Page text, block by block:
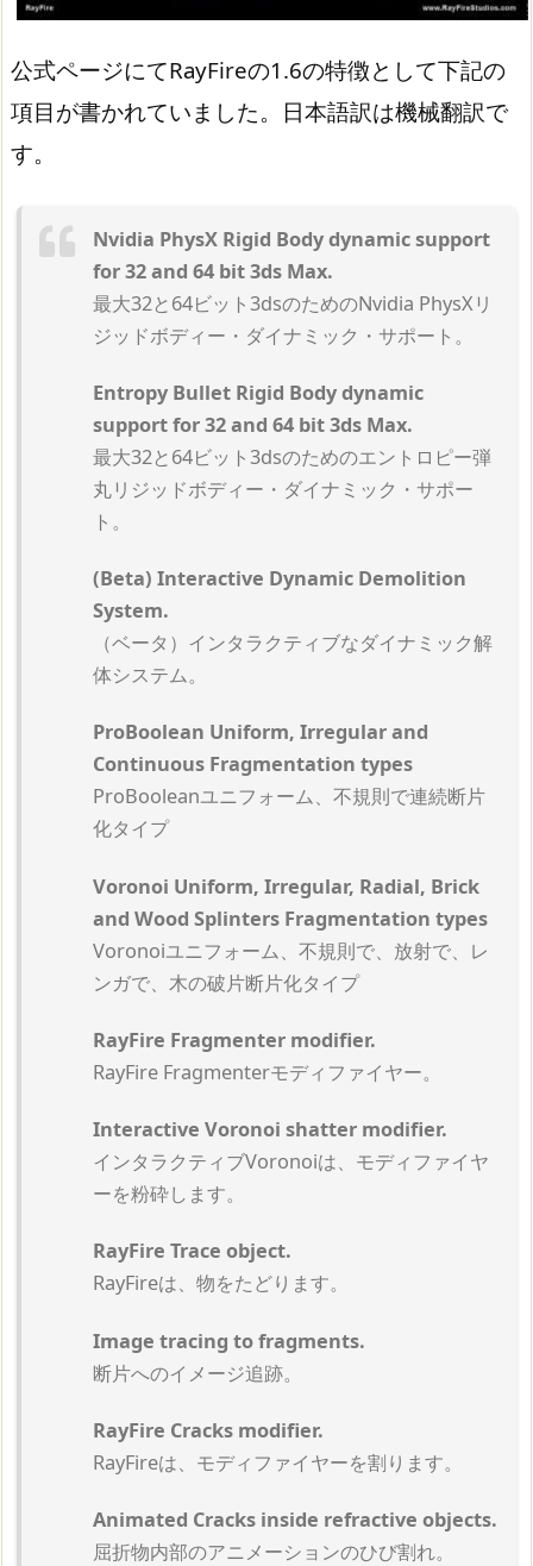
公式ページにてRayFireの1.6の特徴として下記の
項目が書かれていました。日本語訳は機械翻訳で
す。
Nvidia PhysX Rigid Body dynamic support
for 32 and 64 bit 3ds Max.
最大32と64ビット3dsのためのNvidia PhysXリ
ジッドボディー・ダイナミック・サポート。
Entropy Bullet Rigid Body dynamic
support for 32 and 64 bit 3ds Max.
最大32と64ビット3dsのためのエントロピー弾
丸リジッドボディー・ダイナミック・サポー
ト。
(Beta) Interactive Dynamic Demolition
System.
（ベータ）インタラクティブなダイナミック解
体システム。
ProBoolean Uniform, Irregular and
Continuous Fragmentation types
ProBooleanユニフォーム、不規則で連続断片
化タイプ
Voronoi Uniform, Irregular, Radial, Brick
and Wood Splinters Fragmentation types
Voronoiユニフォーム、不規則で、放射で、レ
ンガで、木の破片断片化タイプ
RayFire Fragmenter modifier.
RayFire Fragmenterモディファイヤー。
Interactive Voronoi shatter modifier.
インタラクティブVoronoiは、モディファイヤ
ーを粉砕します。
RayFire Trace object.
RayFireは、物をたどります。
Image tracing to fragments.
断片へのイメージ追跡。
RayFire Cracks modifier.
RayFireは、モディファイヤーを割ります。
Animated Cracks inside refractive objects.
屈折物内部のアニメーションのひび割れ。